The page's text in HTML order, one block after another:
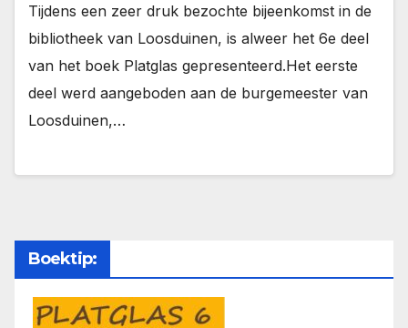
Tijdens een zeer druk bezochte bijeenkomst in de
bibliotheek van Loosduinen, is alweer het 6e deel
van het boek Platglas gepresenteerd.Het eerste
deel werd aangeboden aan de burgemeester van
Loosduinen,…
Boektip: